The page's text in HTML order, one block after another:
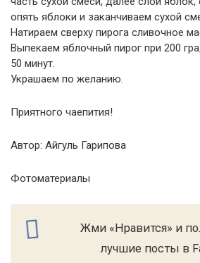
опять яблоки и заканчиваем сухой
Натираем сверху пирога сливочное
Выпекаем яблочный пирог при 200
50 минут.
Украшаем по желанию.
Приятного чаепития!
Автор: Айгуль Гарипова
Фотоматериалы
Жми «Нравится» и
лучшие посты в